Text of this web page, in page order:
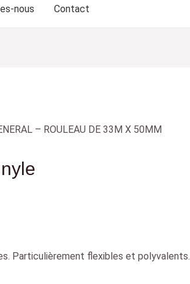
nous Contact
Particulièrement flexibles et polyvalents.